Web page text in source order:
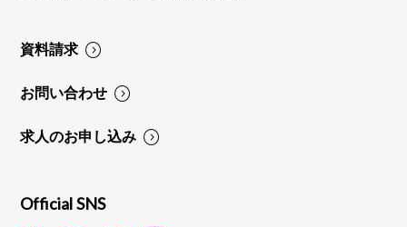
資料請求
お問い合わせ
求人のお申し込み
Official SNS